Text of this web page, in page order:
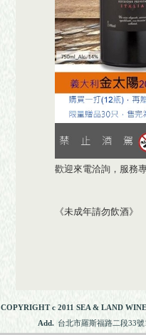
歡迎來電洽詢，服務
《未成年請勿飲酒》
COPYRIGHT c 2011 SEA & LAND
Add. 台北市羅斯福路二段33號